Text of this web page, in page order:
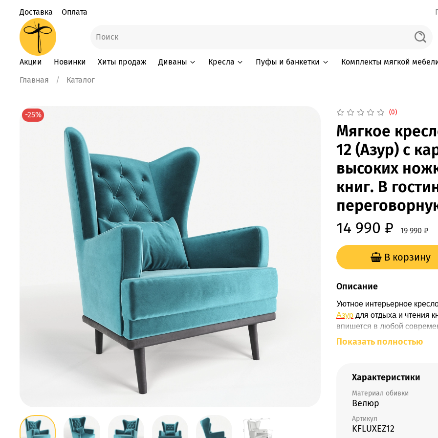
Доставка Оплата
Акции Новинки Хиты продаж Диваны Кресла Пуфы и банкетки Комплекты мягкой
Главная
Каталог
-25% (0)
Мягкое
12 (Азур) с
высоких
книг. В
14 990 ₽
19 990 ₽
В корзину
Описание
Уютное интерьерное
Азур для отдыха и чтения
впишется в любой
большому количеству
высокойспинки,сиденья
полным циклом
Наше анатомическое
расслабиться после
дизайн позволяют с
Показать полностью
Характеристики
Материал обивки
Велюр
Артикул
KFLUXEZ12